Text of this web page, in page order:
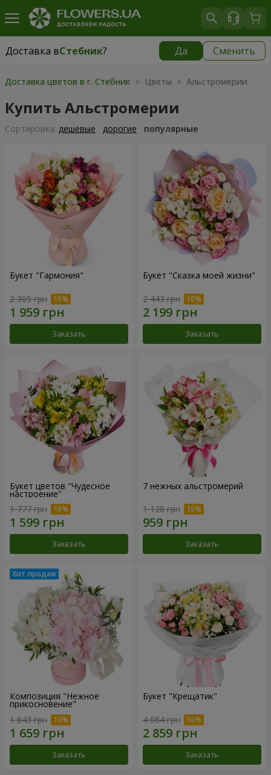
Доставка вСтебник? Да Сменить
Доставка вСтебник|
Доставка цветов в г. Стебник > Цветы > Альстромерии
Купить Альстромерии
Cортировка: дешевые дорогие популярные
Букет "Гармония"
2 305 грн
Заказать
Букет "Сказка моей жизни"
2 443 грн
Заказать
Букет цветов "Чудесное
настроение"
1 777 грн
Заказать
7 нежных альстромерий
1 128 грн
Заказать
Композиция "Нежное
прикосновение"
1 843 грн
Заказать
Букет "Крещатик"
4 084 грн
Заказать